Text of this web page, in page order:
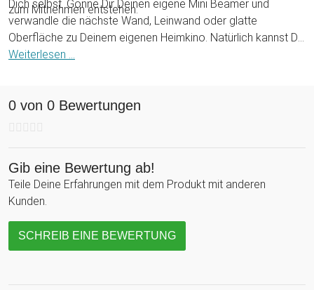
zum Mitnehmen entstehen.
Dich selbst. Gönne Dir Deinen eigene Mini Beamer und
verwandle die nächste Wand, Leinwand oder glatte
Oberfläche zu Deinem eigenen Heimkino. Natürlich kannst Du
den kleinen Projektor auch als Geburtstagsgeschenk oder
halt mal zwischendurch auf ein Kaltgetränk vorbei, um die
Weiterlesen ...
0 von 0 Bewertungen
Gib eine Bewertung ab!
Teile Deine Erfahrungen mit dem Produkt mit anderen
Kunden.
SCHREIB EINE BEWERTUNG